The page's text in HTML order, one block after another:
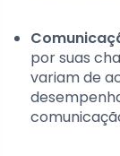
por suas
variam de